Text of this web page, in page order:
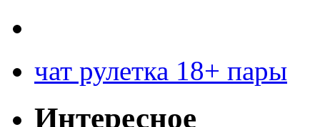
чат рулетка 18+ пары
Интересное